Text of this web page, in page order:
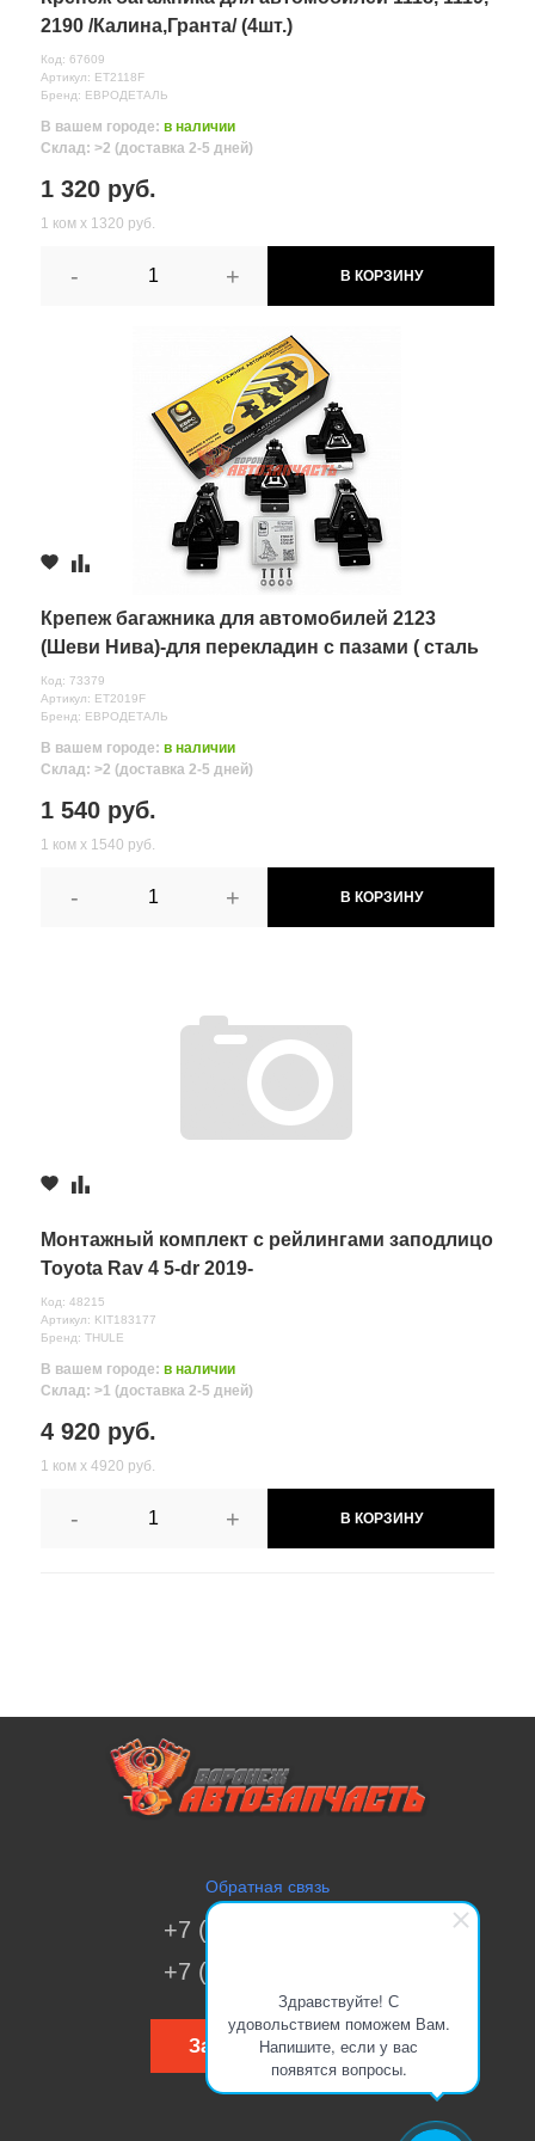
Здравствуйте! С
удовольствием поможем Вам.
Напишите, если у вас
появятся вопросы.
Отправляя форму вы соглашаетесь на
2190 /Калина,Гранта/ (4шт.)
Код: 67609
Артикул: ET2118F
Бренд: ЕВРОДЕТАЛЬ
В вашем городе: в наличии
Склад: >2 (доставка 2-5 дней)
1 320 руб.
1 ком х 1320 руб.
- + В КОРЗИНУ
Крепеж багажника для автомобилей 2123
(Шеви Нива)-для перекладин с пазами ( сталь
,аэродинамика, кры
Код: 73379
Артикул: ET2019F
Бренд: ЕВРОДЕТАЛЬ
В вашем городе: в наличии
Склад: >2 (доставка 2-5 дней)
1 540 руб.
1 ком х 1540 руб.
- + В КОРЗИНУ
Монтажный комплект с рейлингами заподлицо
Toyota Rav 4 5-dr 2019-
Код: 48215
Артикул: KIT183177
Бренд: THULE
В вашем городе: в наличии
Склад: >1 (доставка 2-5 дней)
4 920 руб.
1 ком х 4920 руб.
- + В КОРЗИНУ
Обратная связь
+7 (473) 269-41-51
+7 (473) 200-70-00
Заказать звонок